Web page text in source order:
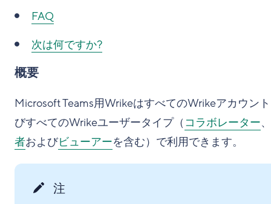
FAQ
次は何ですか?
概要
Microsoft Teams用WrikeはすべてのWrikeアカウン
びすべてのWrikeユーザータイプ（ コラボレーター、
者およびビューアーを含む）で利用できます。
注